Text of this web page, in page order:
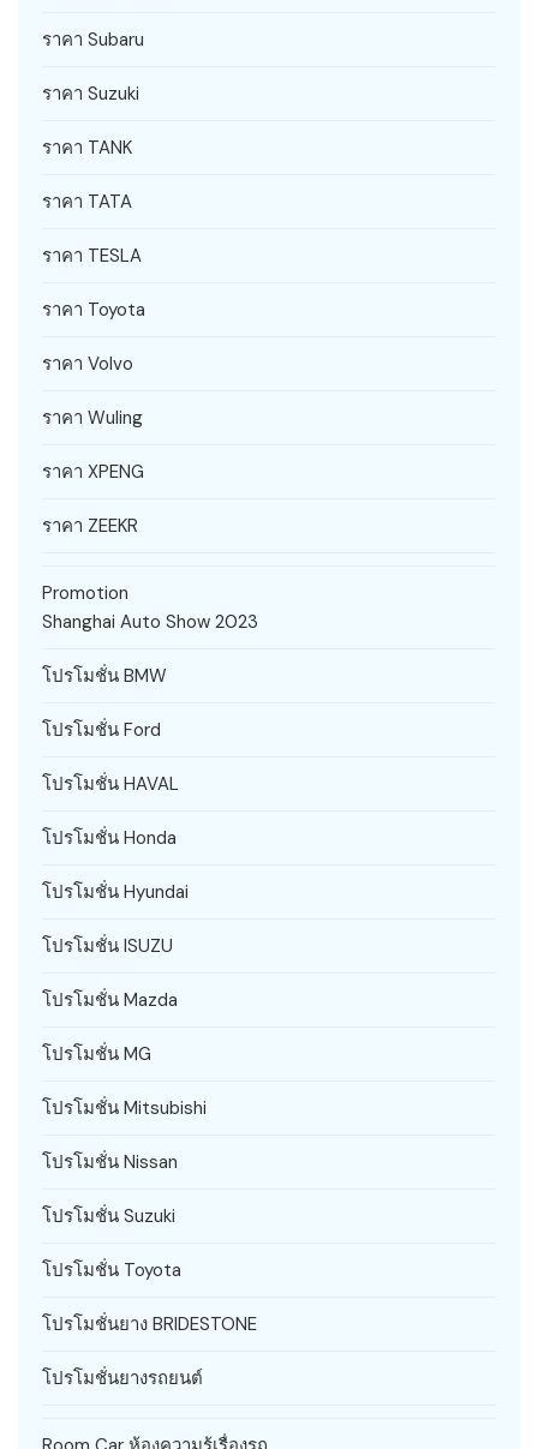
ราคา Subaru
ราคา Suzuki
ราคา TANK
ราคา TATA
ราคา TESLA
ราคา Toyota
ราคา Volvo
ราคา Wuling
ราคา XPENG
ราคา ZEEKR
Promotion
Shanghai Auto Show 2023
โปรโมชั่น BMW
โปรโมชั่น Ford
โปรโมชั่น HAVAL
โปรโมชั่น Honda
โปรโมชั่น Hyundai
โปรโมชั่น ISUZU
โปรโมชั่น Mazda
โปรโมชั่น MG
โปรโมชั่น Mitsubishi
โปรโมชั่น Nissan
โปรโมชั่น Suzuki
โปรโมชั่น Toyota
โปรโมชั่นยาง BRIDESTONE
โปรโมชั่นยางรถยนต์